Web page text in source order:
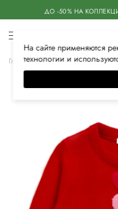
ДО -50% НА
Главная Детское Одежда для
На сайте применяются
технологии и